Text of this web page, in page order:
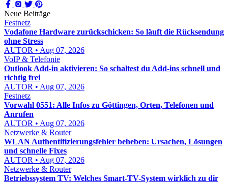
Neue Beiträge
Festnetz
Vodafone Hardware zurückschicken: So läuft die Rücksendung
ohne Stress
AUTOR • Aug 07, 2026
VoIP & Telefonie
Outlook Add-in aktivieren: So schaltest du Add-ins schnell und
richtig frei
AUTOR • Aug 07, 2026
Festnetz
Vorwahl 0551: Alle Infos zu Göttingen, Orten, Telefonen und
Anrufen
AUTOR • Aug 07, 2026
Netzwerke & Router
WLAN Authentifizierungsfehler beheben: Ursachen, Lösungen
und schnelle Fixes
AUTOR • Aug 07, 2026
Netzwerke & Router
Betriebssystem TV: Welches Smart-TV-System wirklich zu dir